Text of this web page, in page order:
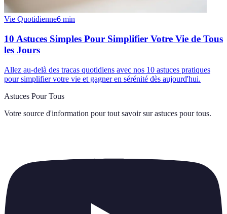
Vie Quotidienne6 min
10 Astuces Simples Pour Simplifier Votre Vie de Tous
les Jours
Allez au-delà des tracas quotidiens avec nos 10 astuces pratiques
pour simplifier votre vie et gagner en sérénité dès aujourd'hui.
Astuces Pour Tous
Votre source d'information pour tout savoir sur astuces pour tous.